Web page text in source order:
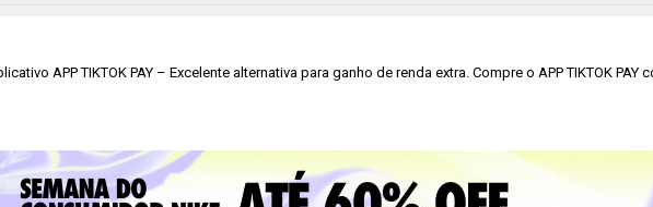
APP TIKTOK PAY – Excelente alternativa para ganho de renda extra. Compre o APP TIKTOK